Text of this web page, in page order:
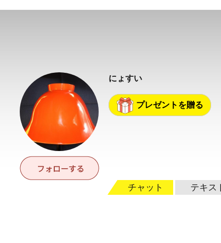
にょすい
プレゼントを贈る
チャット テキス